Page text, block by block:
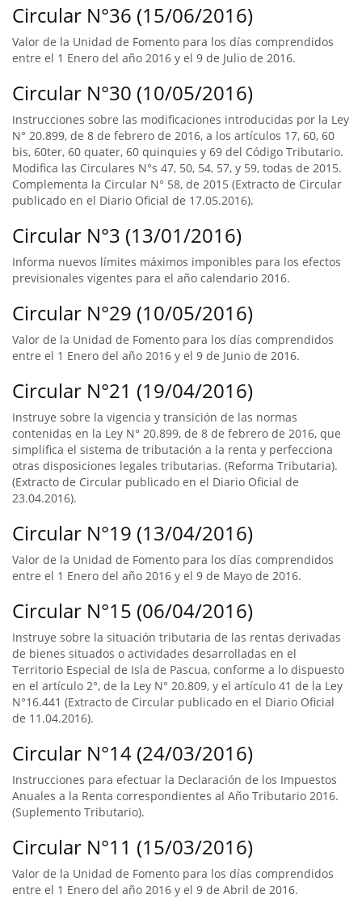
Circular N°36 (15/06/2016)
Valor de la Unidad de Fomento para los días comprendidos
entre el 1 Enero del año 2016 y el 9 de Julio de 2016.
Circular N°30 (10/05/2016)
Instrucciones sobre las modificaciones introducidas por la Ley
N° 20.899, de 8 de febrero de 2016, a los artículos 17, 60, 60
bis, 60ter, 60 quater, 60 quinquies y 69 del Código Tributario.
Modifica las Circulares N°s 47, 50, 54, 57, y 59, todas de 2015.
Complementa la Circular N° 58, de 2015 (Extracto de Circular
publicado en el Diario Oficial de 17.05.2016).
Circular N°3 (13/01/2016)
Informa nuevos límites máximos imponibles para los efectos
previsionales vigentes para el año calendario 2016.
Circular N°29 (10/05/2016)
Valor de la Unidad de Fomento para los días comprendidos
entre el 1 Enero del año 2016 y el 9 de Junio de 2016.
Circular N°21 (19/04/2016)
Instruye sobre la vigencia y transición de las normas
contenidas en la Ley N° 20.899, de 8 de febrero de 2016, que
simplifica el sistema de tributación a la renta y perfecciona
otras disposiciones legales tributarias. (Reforma Tributaria).
(Extracto de Circular publicado en el Diario Oficial de
23.04.2016).
Circular N°19 (13/04/2016)
Valor de la Unidad de Fomento para los días comprendidos
entre el 1 Enero del año 2016 y el 9 de Mayo de 2016.
Circular N°15 (06/04/2016)
Instruye sobre la situación tributaria de las rentas derivadas
de bienes situados o actividades desarrolladas en el
Territorio Especial de Isla de Pascua, conforme a lo dispuesto
en el artículo 2°, de la Ley N° 20.809, y el artículo 41 de la Ley
N°16.441 (Extracto de Circular publicado en el Diario Oficial
de 11.04.2016).
Circular N°14 (24/03/2016)
Instrucciones para efectuar la Declaración de los Impuestos
Anuales a la Renta correspondientes al Año Tributario 2016.
(Suplemento Tributario).
Circular N°11 (15/03/2016)
Valor de la Unidad de Fomento para los días comprendidos
entre el 1 Enero del año 2016 y el 9 de Abril de 2016.